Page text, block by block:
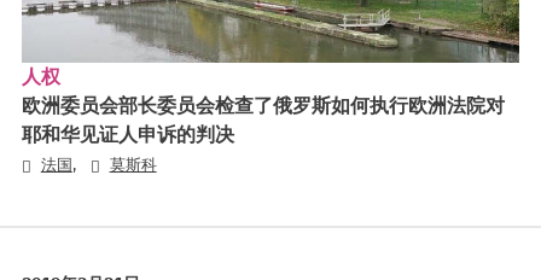
人权
欧洲委员会部长委员会检查了俄罗斯如何执行欧洲法院对
耶和华见证人申诉的判决
法国, 莫斯科